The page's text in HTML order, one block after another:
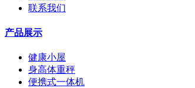
联系我们
产品展示
健康小屋
身高体重秤
便携式一体机